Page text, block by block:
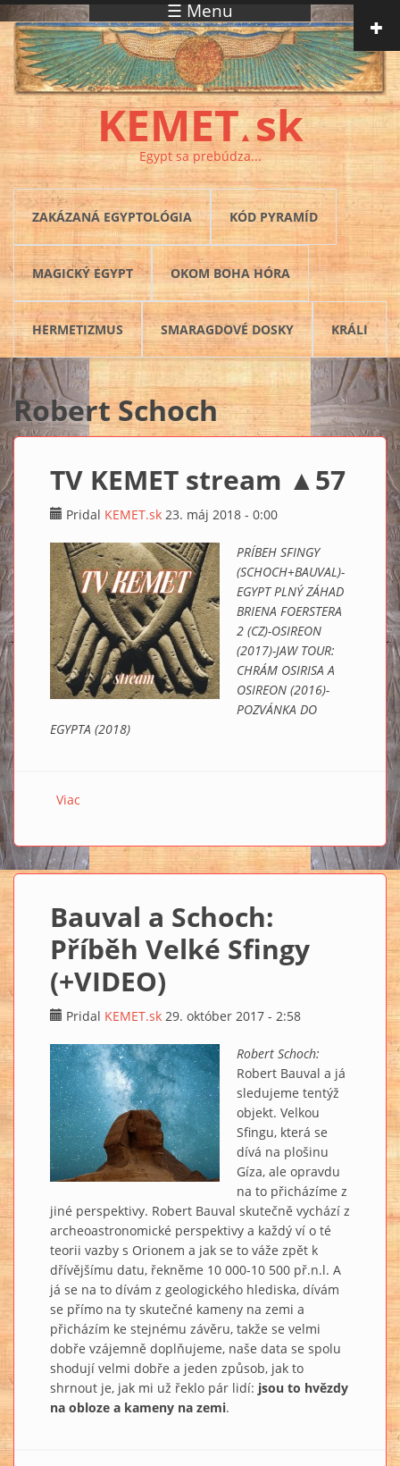
Skočiť na hlavný obsah ☰ Menu
KEMET▲ sk
Egypt sa prebúdza...
ZAKÁZANÁ EGYPTOLÓGIA KÓD PYRAMÍD
MAGICKÝ EGYPT OKOM BOHA HÓRA
HERMETIZMUS SMARAGDOVÉ DOSKY KRÁLI
Robert Schoch
TV KEMET stream ▲57
Pridal KEMET.sk 23. máj 2018 - 0:00
PRÍBEH SFINGY
(SCHOCH+BAUVAL)-
EGYPT PLNÝ ZÁHAD
BRIENA FOERSTERA
2 (CZ)-OSIREON
(2017)-JAW TOUR:
CHRÁM OSIRISA A
OSIREON (2016)-
POZVÁNKA DO
EGYPTA (2018)
Viac
Bauval a Schoch:
Příběh Velké Sfingy
(+VIDEO)
Pridal KEMET.sk 29. október 2017 - 2:58
Robert Schoch:
Robert Bauval a já
sledujeme tentýž
objekt. Velkou
Sfingu, která se
dívá na plošinu
Gíza, ale opravdu
na to přicházíme z
jiné perspektivy. Robert Bauval skutečně vychází z
archeoastronomické perspektivy a každý ví o té
teorii vazby s Orionem a jak se to váže zpět k
dřívějšímu datu, řekněme 10 000-10 500 př.n.l. A
já se na to dívám z geologického hlediska, dívám
se přímo na ty skutečné kameny na zemi a
přicházím ke stejnému závěru, takže se velmi
dobře vzájemně doplňujeme, naše data se spolu
shodují velmi dobře a jeden způsob, jak to
shrnout je, jak mi už řeklo pár lidí: jsou to hvězdy
na obloze a kameny na zemi.